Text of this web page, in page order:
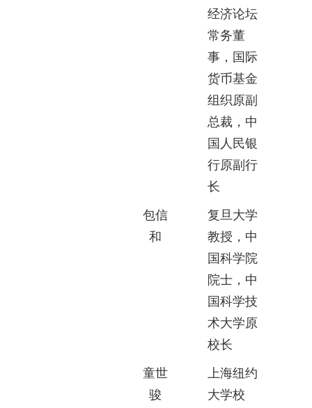
经济论坛
常务董
事，国际
货币基金
组织原副
总裁，中
国人民银
行原副行
长
包信
和
复旦大学
教授，中
国科学院
院士，中
国科学技
术大学原
校长
童世
骏
上海纽约
大学校